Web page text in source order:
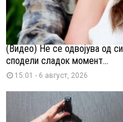
(Видео) Не се одвојува од
сподели сладок момент...
15:01 - 6 август, 2026